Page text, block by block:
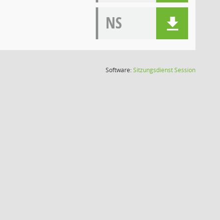
NS
Software:SitzungsdienstSession(Wird in